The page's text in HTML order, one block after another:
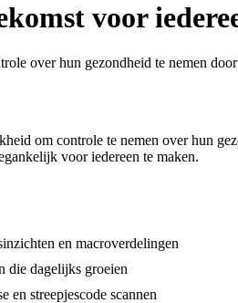
voor
over hun gezondheid te nemen
om controle te nemen over hun
voor iedereen te maken.
en macroverdelingen
die dagelijks groeien
en streepjescode scannen